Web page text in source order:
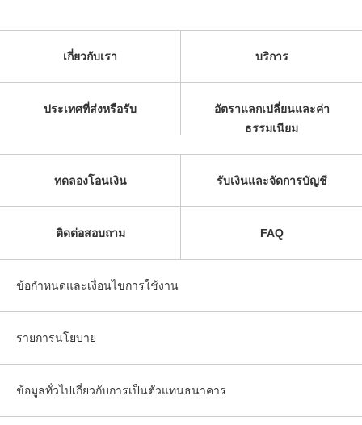
เกี่ยวกับเรา บริการ
ประเทศที่ส่งหรือรับ
อัตราแลกเปลี่ยนและค่า
ธรรมเนียม
ทดลองโอนเงิน รับเงินและจัดการบัญชี
ติดต่อสอบถาม FAQ
ข้อกำหนดและเงื่อนไขการใช้งาน
รายการนโยบาย
ข้อมูลทั่วไปเกี่ยวกับการเป็นตัวแทนธนาคาร